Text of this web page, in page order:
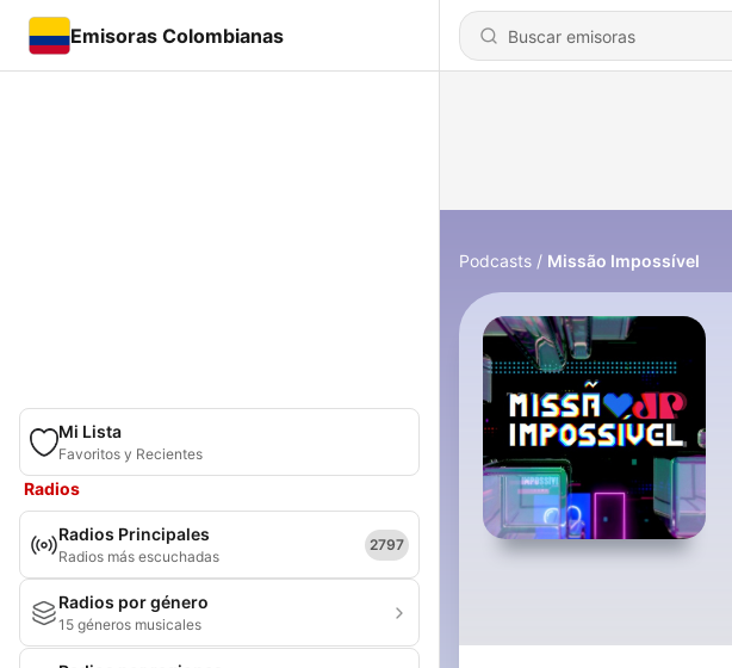
Emisoras Colombianas
Mi Lista
Favoritos y Recientes
Radios
Radios Principales
Radios más escuchadas
2797
Radios por género
15 géneros musicales
Podcasts Missão Impossível